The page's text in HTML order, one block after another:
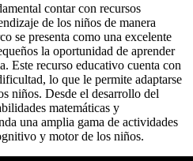
contar con recursos
de los niños de manera
se presenta como una excelente
la oportunidad de aprender
Este recurso educativo cuenta con
lo que le permite adaptarse
niños. Desde el desarrollo del
matemáticas y
una amplia gama de actividades
y motor de los niños.